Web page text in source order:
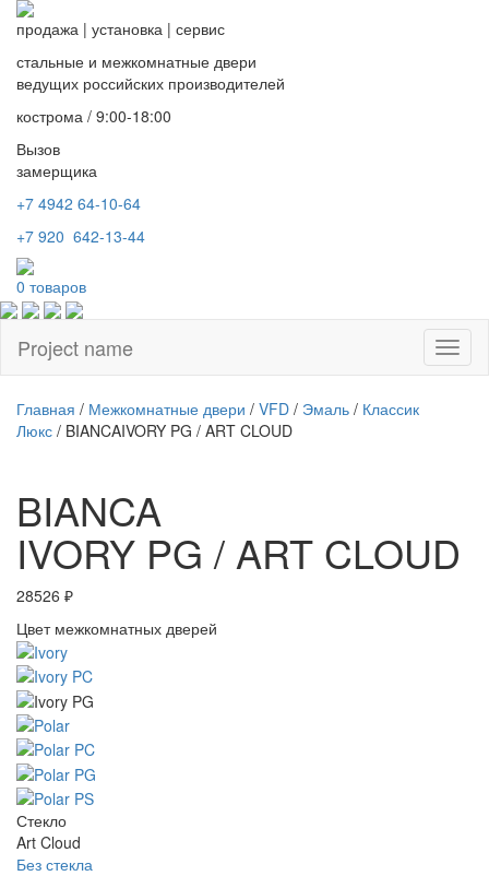
продажа | установка | сервис
стальные и межкомнатные двери
ведущих российских производителей
кострома / 9:00-18:00
Вызов
замерщика
+7 4942 64-10-64
+7 920 642-13-44
0 товаров
Project name
Главная / Межкомнатные двери / VFD / Эмаль / Классик
Люкс / BIANCAIVORY PG / ART CLOUD
BIANCA
IVORY PG / ART CLOUD
28526 ₽
Цвет межкомнатных дверей
Стекло
Art Cloud
Без стекла